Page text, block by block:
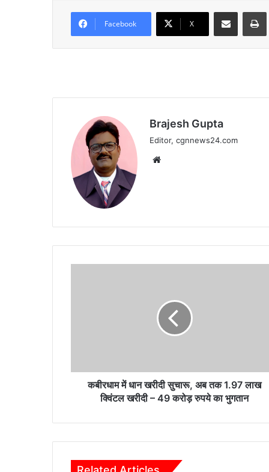
Facebook X
Share via Email
Brajesh Gupta
Editor, cgnnews24.com
लाख
क्विंटल
49
का
कबीरधाम में धान खरीदी सुचारू, अब तक 1.97 लाख
क्विंटल खरीदी – 49 करोड़ रुपये का भुगतान